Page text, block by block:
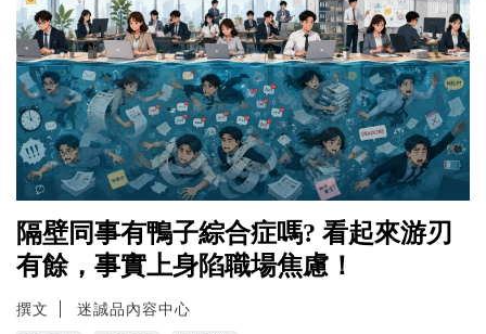
隔壁同事有鴨子綜合症嗎? 看起來游刃
有餘，事實上身陷職場焦慮！
撰文 迷誠品內容中心